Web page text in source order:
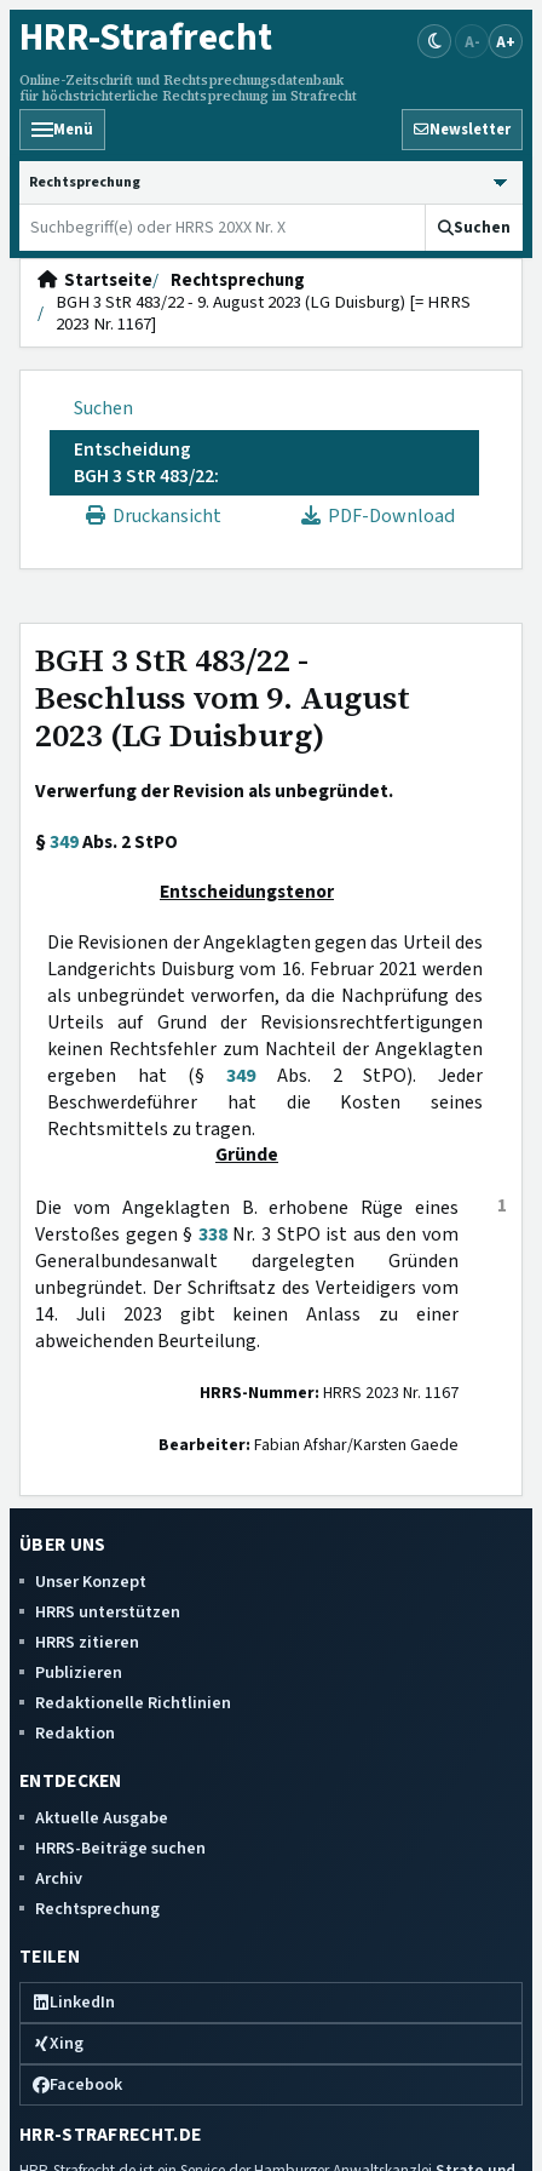
HRR-Strafrecht
Online-Zeitschrift und Rechtsprechungsdatenbank
für höchstrichterliche Rechtsprechung im Strafrecht
A- A+
Menü Newsletter
HRRS durchsuchen
Suchen
Startseite
Rechtsprechung
BGH 3 StR 483/22 - 9. August 2023 (LG Duisburg) [= HRRS
2023 Nr. 1167]
Suchen
Entscheidung
BGH 3 StR 483/22:
Druckansicht
PDF-Download
BGH 3 StR 483/22 -
Beschluss vom 9. August
2023 (LG Duisburg)
Verwerfung der Revision als unbegründet.
§349Abs. 2 StPO
Entscheidungstenor
Die Revisionen der Angeklagten gegen das Urteil des
Landgerichts Duisburg vom 16. Februar 2021 werden
als unbegründet verworfen, da die Nachprüfung des
Urteils auf Grund der Revisionsrechtfertigungen
keinen Rechtsfehler zum Nachteil der Angeklagten
ergeben hat (§349Abs. 2 StPO). Jeder
Beschwerdeführer hat die Kosten seines
Rechtsmittels zu tragen.
Gründe
1
Die vom Angeklagten B. erhobene Rüge eines
Verstoßes gegen § 338Nr. 3 StPO ist aus den vom
Generalbundesanwalt dargelegten Gründen
unbegründet. Der Schriftsatz des Verteidigers vom
14. Juli 2023 gibt keinen Anlass zu einer
abweichenden Beurteilung.
HRRS-Nummer: HRRS 2023 Nr. 1167
Bearbeiter: Fabian Afshar/Karsten Gaede
ÜBER UNS
Unser Konzept
HRRS unterstützen
HRRS zitieren
Publizieren
Redaktionelle Richtlinien
Redaktion
ENTDECKEN
Aktuelle Ausgabe
HRRS-Beiträge suchen
Archiv
Rechtsprechung
TEILEN
LinkedIn
Xing
Facebook
HRR-STRAFRECHT.DE